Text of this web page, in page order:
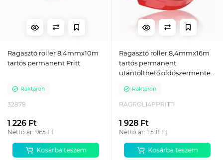
Ragasztó roller 8,4mmx10m
tartós permanent Pritt
Raktáron
32878
1 226 Ft
Nettó ár: 965 Ft
Kosárba teszem
Ragasztó roller 8,4mmx16m
tartós permanent
utántölthető oldószermentes
Raktáron
RAGROL14PPRITT
1 928 Ft
Nettó ár: 1 518 Ft
Kosárba teszem